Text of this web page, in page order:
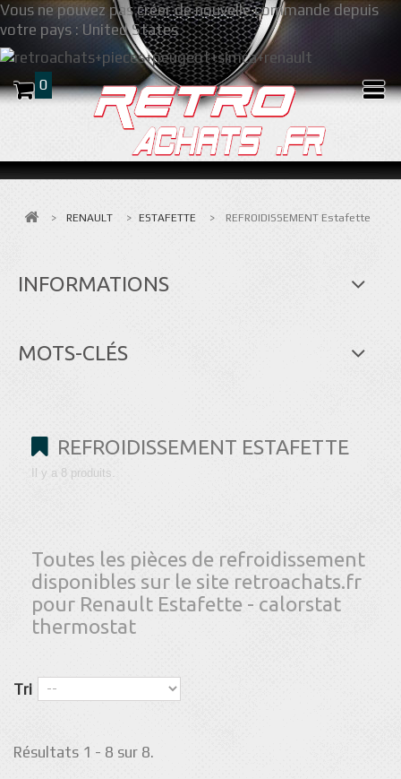
Vous ne pouvez pas créer de nouvelle commande depuis
votre pays : United States
0
> RENAULT > ESTAFETTE > REFROIDISSEMENT Estafette
INFORMATIONS
MOTS-CLÉS
REFROIDISSEMENT ESTAFETTE
Il y a 8 produits.
Toutes les pièces de refroidissement
disponibles sur le site retroachats.fr
pour Renault Estafette - calorstat
thermostat
Tri
Résultats 1 - 8 sur 8.